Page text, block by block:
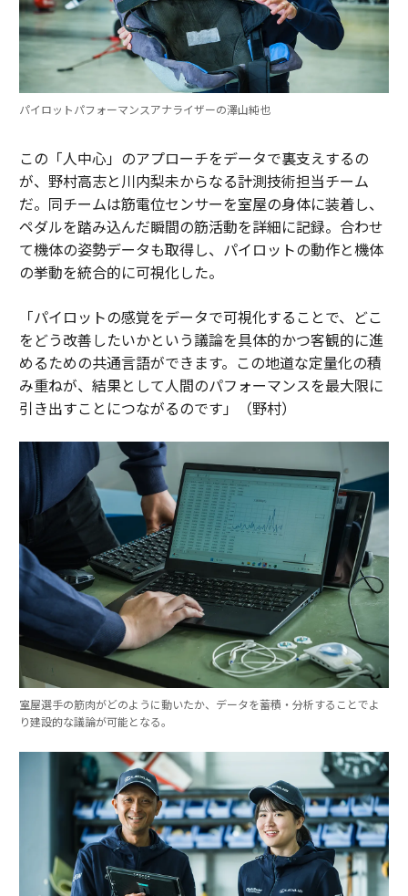
パイロットパフォーマンスアナライザーの澤山純也
この「人中心」のアプローチをデータで裏支えするの
が、野村高志と川内梨未からなる計測技術担当チーム
だ。同チームは筋電位センサーを室屋の身体に装着し、
ペダルを踏み込んだ瞬間の筋活動を詳細に記録。合わせ
て機体の姿勢データも取得し、パイロットの動作と機体
の挙動を統合的に可視化した。
「パイロットの感覚をデータで可視化することで、どこ
をどう改善したいかという議論を具体的かつ客観的に進
めるための共通言語ができます。この地道な定量化の積
み重ねが、結果として人間のパフォーマンスを最大限に
引き出すことにつながるのです」（野村）
室屋選手の筋肉がどのように動いたか、データを蓄積・分析することでよ
り建設的な議論が可能となる。